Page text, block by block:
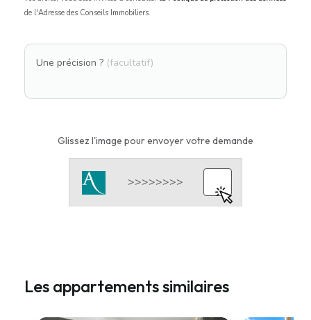
de l'Adresse des Conseils Immobiliers.
Une précision ? (facultatif)
Glissez l'image pour envoyer votre demande
Les appartements similaires